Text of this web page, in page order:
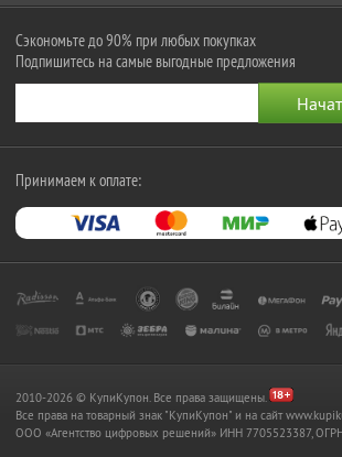
Сэкономьте до 90% при любых покупках
Подпишитесь на самые выгодные предложения
Принимаем к оплате:
2010-2026 © КупиКупон. Все права защищены.
Все права на товарный знак "КупиКупон" и на сайт
OOO «Агентство цифровых решений» ИНН 7705523387,